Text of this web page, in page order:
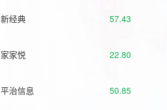
新经典 57.43
家家悦 22.80
平治信息 50.85